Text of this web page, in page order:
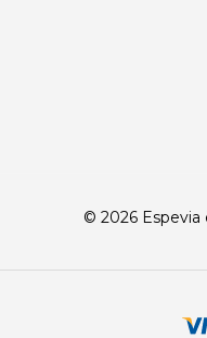
© 2026 Espevia